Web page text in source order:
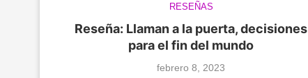
RESEÑAS
Reseña: Llaman a la puerta, decisiones
para el fin del mundo
febrero 8, 2023